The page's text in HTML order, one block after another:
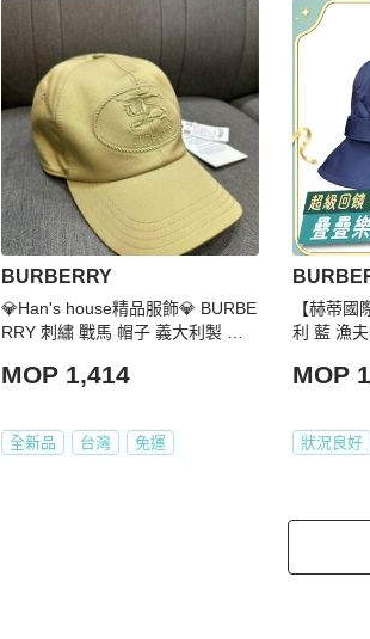
BURBERRY
💎Han's house精品服飾💎 BURBE
RRY 刺繡 戰馬 帽子 義大利製 現
MOP 1,414
全新品 台灣 免運
【赫蒂
利 藍 漁
MOP
狀況良好